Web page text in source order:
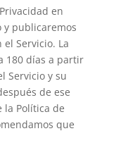
en
y publicaremos
Servicio. La
180 días a partir
Servicio y su
de ese
Política de
que